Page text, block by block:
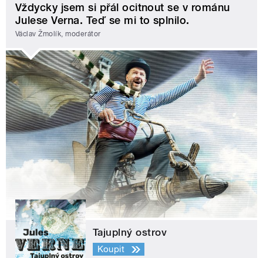
Vždycky jsem si přál ocitnout se v románu
Julese Verna. Teď se mi to splnilo.
Václav Žmolík, moderátor
Tajuplný ostrov
Koupit